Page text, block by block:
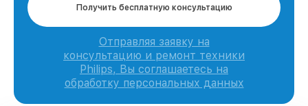
Получить бесплатную консультацию
Отправляя заявку на
консультацию и ремонт техники
Philips, Вы соглашаетесь на
обработку персональных данных